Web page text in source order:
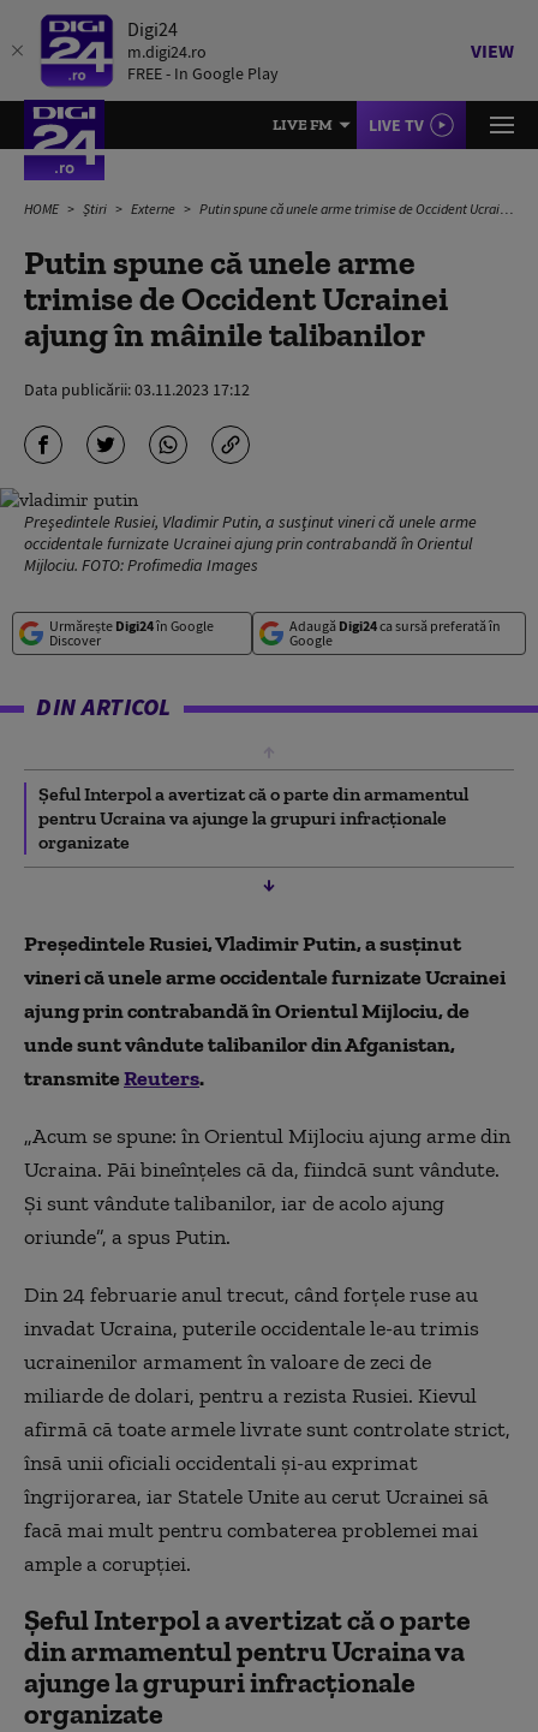
Digi24
m.digi24.ro
FREE - In Google Play
VIEW
LIVE FM LIVE TV
HOME Știri Externe Putin spune că unele arme trimise de Occident Ucrainei ajung în mâinile talibanilor
Putin spune că unele arme
trimise de Occident Ucrainei
ajung în mâinile talibanilor
Data publicării:03.11.2023 17:12
Preşedintele Rusiei, Vladimir Putin, a susţinut vineri că unele arme
occidentale furnizate Ucrainei ajung prin contrabandă în Orientul
Mijlociu. FOTO: Profimedia Images
Urmărește Digi24în Google
Discover
Adaugă Digi24ca sursă preferată în
Google
DIN ARTICOL
Şeful Interpol a avertizat că o parte din armamentul
pentru Ucraina va ajunge la grupuri infracţionale
organizate
Preşedintele Rusiei, Vladimir Putin, a susţinut
vineri că unele arme occidentale furnizate Ucrainei
ajung prin contrabandă în Orientul Mijlociu, de
unde sunt vândute talibanilor din Afganistan,
transmiteReuters.
„Acum se spune: în Orientul Mijlociu ajung arme din
Ucraina. Păi bineînţeles că da, fiindcă sunt vândute.
Şi sunt vândute talibanilor, iar de acolo ajung
oriunde”, a spus Putin.
Din 24 februarie anul trecut, când forţele ruse au
invadat Ucraina, puterile occidentale le-au trimis
ucrainenilor armament în valoare de zeci de
miliarde de dolari, pentru a rezista Rusiei. Kievul
afirmă că toate armele livrate sunt controlate strict,
însă unii oficiali occidentali şi-au exprimat
îngrijorarea, iar Statele Unite au cerut Ucrainei să
facă mai mult pentru combaterea problemei mai
ample a corupţiei.
Şeful Interpol a avertizat că o parte
din armamentul pentru Ucraina va
ajunge la grupuri infracţionale
organizate